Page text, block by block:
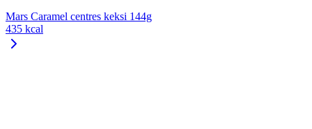
Mars Caramel centres keksi 144g
435 kcal